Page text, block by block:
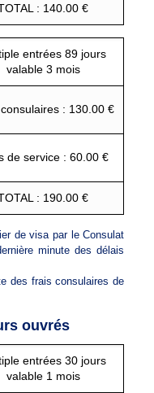
: 140.00 €
entrées 89 jours
valable 3 mois
: 130.00 €
de service : 60.00 €
: 190.00 €
de visa par le Consulat
minute des délais
des frais consulaires de
ouvrés
entrées 30 jours
valable 1 mois